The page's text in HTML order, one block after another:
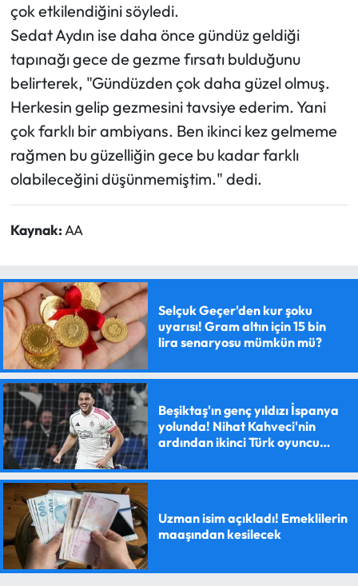
çok etkilendiğini söyledi.
Sedat Aydın ise daha önce gündüz geldiği
tapınağı gece de gezme fırsatı bulduğunu
belirterek, "Gündüzden çok daha güzel olmuş.
Herkesin gelip gezmesini tavsiye ederim. Yani
çok farklı bir ambiyans. Ben ikinci kez gelmeme
rağmen bu güzelliğin gece bu kadar farklı
olabileceğini düşünmemiştim." dedi.
Kaynak:AA
Selçuk Geçer'den kur şoku
uyarısı! Gram altın için 15 bin
lira senaryosu mümkün mü?
Beşiktaş'ın genç yıldızı İspanya
yolunda! Nihat Kahveci'nin
ardından ikinci Türk oyuncu
Uzman isim açıkladı! Emeklilerin
maaşından kesilecek